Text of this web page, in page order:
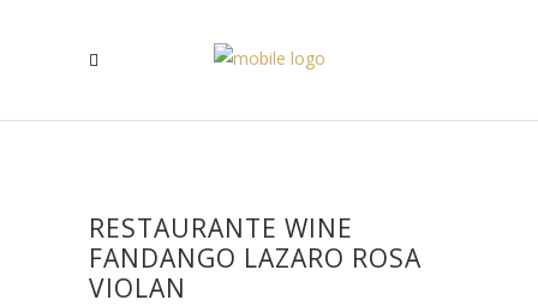
RESTAURANTE WINE
FANDANGO LAZARO ROSA
VIOLAN